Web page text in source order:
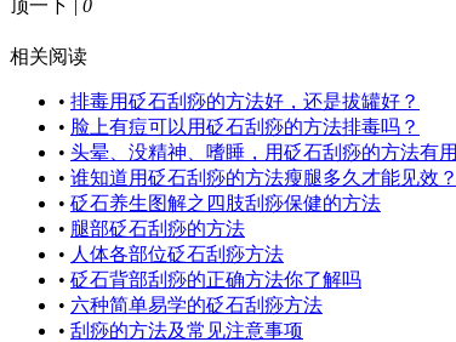
顶一下 | 0
相关阅读
• 排毒用砭石刮痧的方法好，还是拔罐好？
• 脸上有痘可以用砭石刮痧的方法排毒吗？
• 头晕、没精神、嗜睡，用砭石刮痧的方法有用
• 谁知道用砭石刮痧的方法瘦腿多久才能见效？
• 砭石养生图解之四肢刮痧保健的方法
• 腿部砭石刮痧的方法
• 人体各部位砭石刮痧方法
• 砭石背部刮痧的正确方法你了解吗
• 六种简单易学的砭石刮痧方法
• 刮痧的方法及常见注意事项